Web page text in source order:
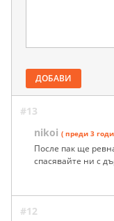
ДОБАВИ
#13
nikoi ( преди 3
После пак ще
спасявайте ни с
#12